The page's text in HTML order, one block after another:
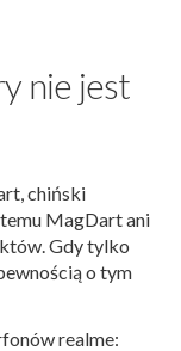
nie jest
chiński
MagDart ani
Gdy tylko
o tym
realme: